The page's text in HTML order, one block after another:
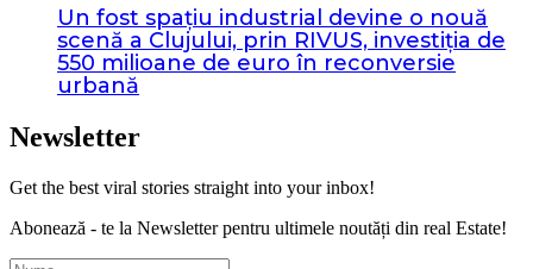
Un fost spațiu industrial devine o nouă
scenă a Clujului, prin RIVUS, investiția de
550 milioane de euro în reconversie
urbană
Newsletter
Get the best viral stories straight into your inbox!
Abonează - te la Newsletter pentru ultimele noutăți din real Estate!